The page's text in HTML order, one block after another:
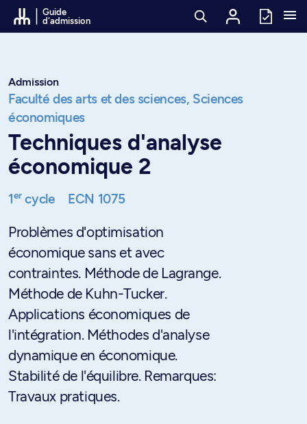
Passer au contenu
Guide
d'admission
Admission
Faculté des arts et des sciences, Sciences
économiques
Techniques d'analyse
économique 2
1ercycle ECN 1075
Problèmes d'optimisation
économique sans et avec
contraintes. Méthode de Lagrange.
Méthode de Kuhn-Tucker.
Applications économiques de
l'intégration. Méthodes d'analyse
dynamique en économique.
Stabilité de l'équilibre. Remarques:
Travaux pratiques.